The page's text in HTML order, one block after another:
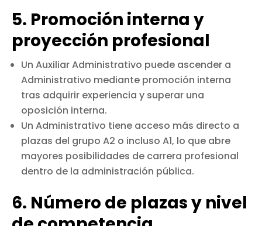
5. Promoción interna y
proyección profesional
Un Auxiliar Administrativo puede ascender a
Administrativo mediante promoción interna
tras adquirir experiencia y superar una
oposición interna.
Un Administrativo tiene acceso más directo a
plazas del grupo A2 o incluso A1, lo que abre
mayores posibilidades de carrera profesional
dentro de la administración pública.
6. Número de plazas y nivel